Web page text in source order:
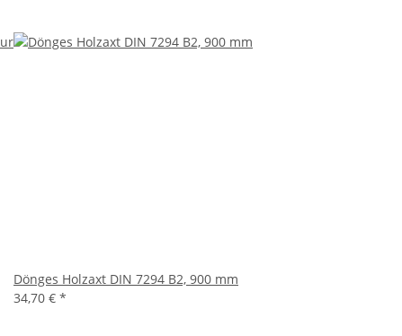
Dönges Holzaxt DIN 7294 B2, 900 mm
34,70 € *